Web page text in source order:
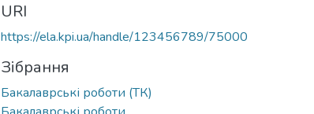
URI
https://ela.kpi.ua/handle/123456789/75000
Зібрання
Бакалаврські роботи (ТК)